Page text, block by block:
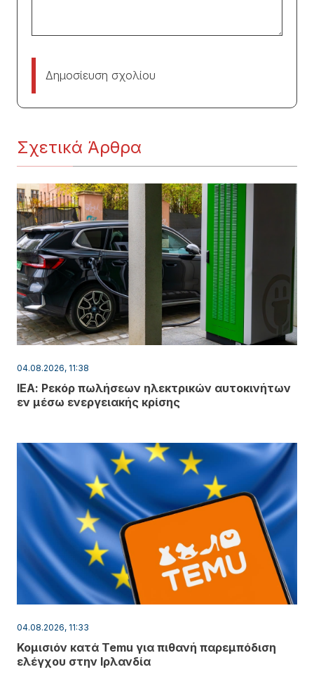
Δημοσίευση σχολίου
Σχετικά Άρθρα
04.08.2026, 11:38
ΙΕΑ: Ρεκόρ πωλήσεων ηλεκτρικών αυτοκινήτων
εν μέσω ενεργειακής κρίσης
04.08.2026, 11:33
Κομισιόν κατά Temu για πιθανή παρεμπόδιση
ελέγχου στην Ιρλανδία